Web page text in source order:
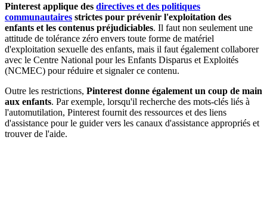
Pinterest applique des directives et des politiques
communautaires strictes pour prévenir l'exploitation des
enfants et les contenus préjudiciables. Il faut non seulement une
attitude de tolérance zéro envers toute forme de matériel
d'exploitation sexuelle des enfants, mais il faut également collaborer
avec le Centre National pour les Enfants Disparus et Exploités
(NCMEC) pour réduire et signaler ce contenu.
Outre les restrictions, Pinterest donne également un coup de main
aux enfants. Par exemple, lorsqu'il recherche des mots-clés liés à
l'automutilation, Pinterest fournit des ressources et des liens
d'assistance pour le guider vers les canaux d'assistance appropriés et
trouver de l'aide.